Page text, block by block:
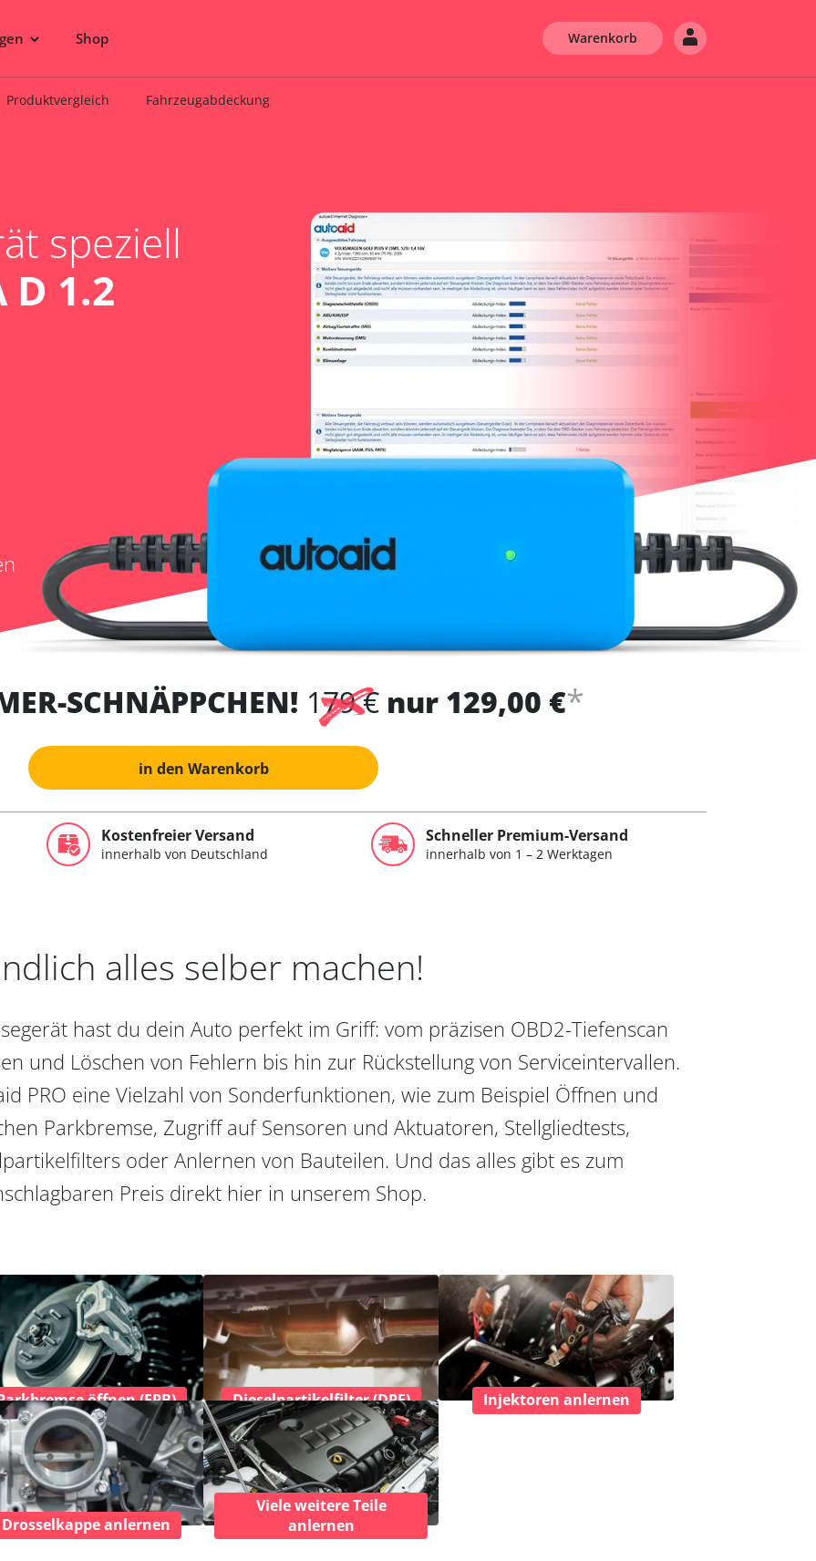
Shop Warenkorb
Produktvergleich Fahrzeugabdeckung
speziell
D 1.2
SCHNÄPPCHEN! 179 € nur 129,00 €*
in den Warenkorb
Kostenfreier Versand
innerhalb von Deutschland
Schneller Premium-Versand
innerhalb von 1 – 2 Werktagen
alles selber machen!
hast du dein Auto perfekt im Griff: vom präzisen OBD2-Tiefenscan
und Löschen von Fehlern bis hin zur Rückstellung von Serviceintervallen.
PRO eine Vielzahl von Sonderfunktionen, wie zum Beispiel Öffnen und
Parkbremse, Zugriff auf Sensoren und Aktuatoren, Stellgliedtests,
oder Anlernen von Bauteilen. Und das alles gibt es zum
Preis direkt hier in unserem Shop.
öffnen (EPB) Dieselpartikelfilter (DPF) Injektoren anlernen
Drosselkappe anlernen
Viele weitere Teile
anlernen